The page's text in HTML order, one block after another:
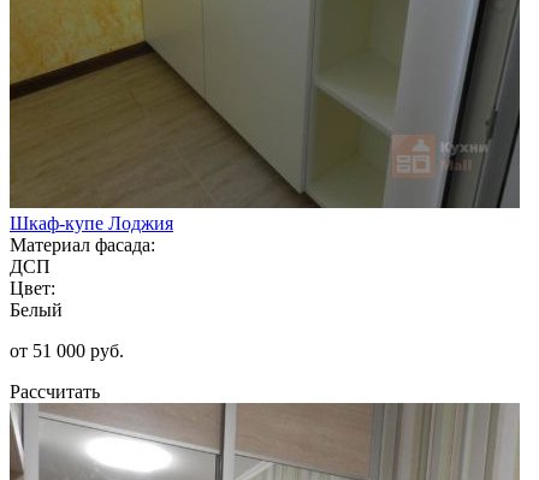
Шкаф-купе Лоджия
Материал фасада:
ДСП
Цвет:
Белый
от 51 000 руб.
Рассчитать